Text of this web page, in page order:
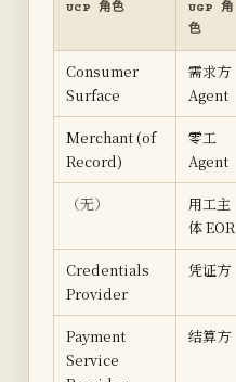
UCP 角色
UGP 角
色
Consumer
Surface
需求方
Agent
Merchant (of
Record)
零工
Agent
（无）
用工主
体 EOR
Credentials
Provider
凭证方
Payment
Service
结算方